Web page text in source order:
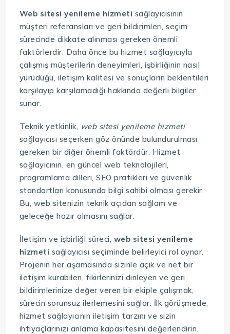
Web sitesi yenileme hizmeti sağlayıcısının
müşteri referansları ve geri bildirimleri, seçim
sürecinde dikkate alınması gereken önemli
faktörlerdir. Daha önce bu hizmet sağlayıcıyla
çalışmış müşterilerin deneyimleri, işbirliğinin nasıl
yürüdüğü, iletişim kalitesi ve sonuçların beklentileri
karşılayıp karşılamadığı hakkında değerli bilgiler
sunar.
Teknik yetkinlik, web sitesi yenileme hizmeti
sağlayıcısı seçerken göz önünde bulundurulması
gereken bir diğer önemli faktördür. Hizmet
sağlayıcının, en güncel web teknolojileri,
programlama dilleri, SEO pratikleri ve güvenlik
standartları konusunda bilgi sahibi olması gerekir.
Bu, web sitenizin teknik açıdan sağlam ve
geleceğe hazır olmasını sağlar.
İletişim ve işbirliği süreci, web sitesi yenileme
hizmeti sağlayıcısı seçiminde belirleyici rol oynar.
Projenin her aşamasında sizinle açık ve net bir
iletişim kurabilen, fikirlerinizi dinleyen ve geri
bildirimlerinize değer veren bir ekiple çalışmak,
sürecin sorunsuz ilerlemesini sağlar. İlk görüşmede,
hizmet sağlayıcının iletişim tarzını ve sizin
ihtiyaçlarınızı anlama kapasitesini değerlendirin.